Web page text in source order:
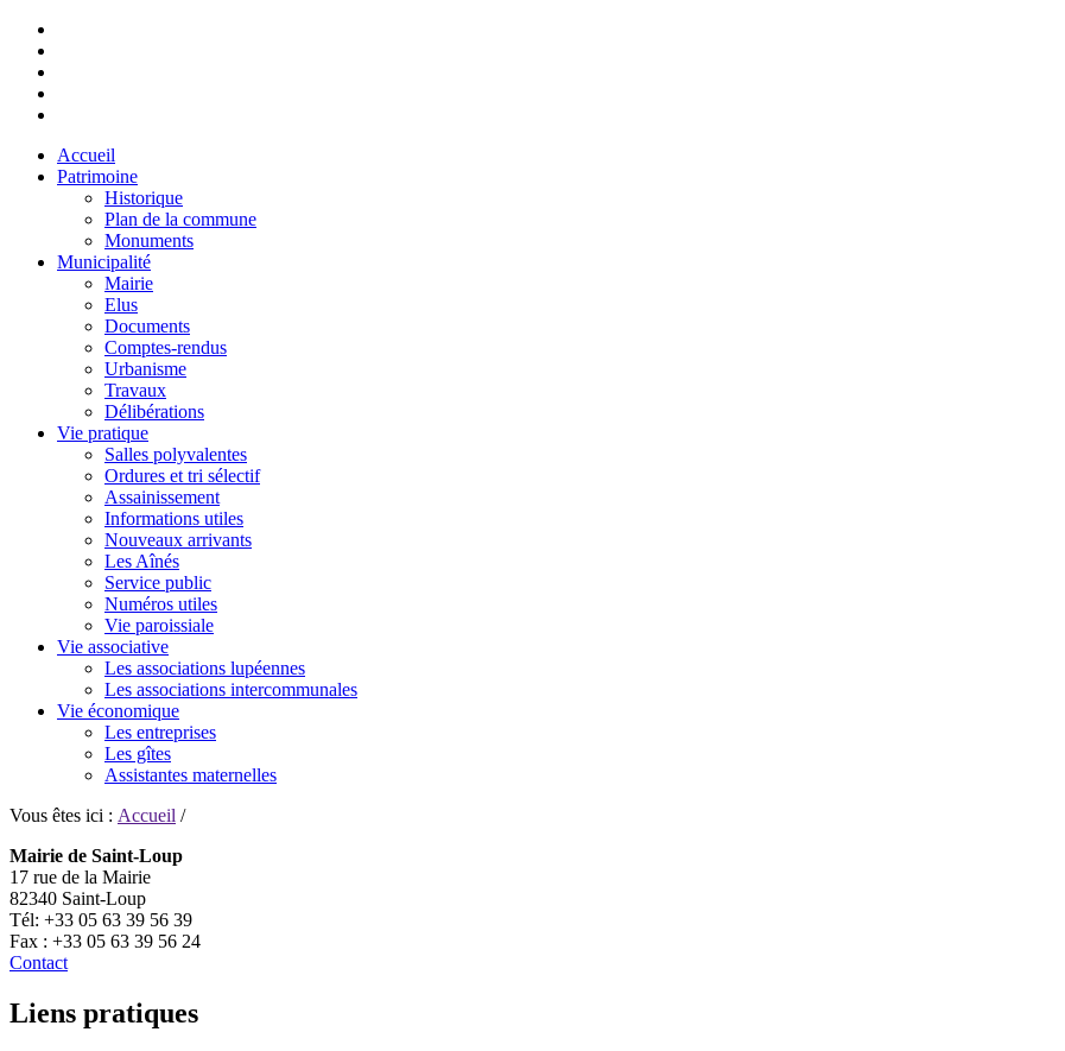
Accueil
Patrimoine
Historique
Plan de la commune
Monuments
Municipalité
Mairie
Elus
Documents
Comptes-rendus
Urbanisme
Travaux
Délibérations
Vie pratique
Salles polyvalentes
Ordures et tri sélectif
Assainissement
Informations utiles
Nouveaux arrivants
Les Aînés
Service public
Numéros utiles
Vie paroissiale
Vie associative
Les associations lupéennes
Les associations intercommunales
Vie économique
Les entreprises
Les gîtes
Assistantes maternelles
Vous êtes ici : Accueil /
Mairie de Saint-Loup
17 rue de la Mairie
82340 Saint-Loup
Tél: +33 05 63 39 56 39
Fax : +33 05 63 39 56 24
Contact
Liens pratiques